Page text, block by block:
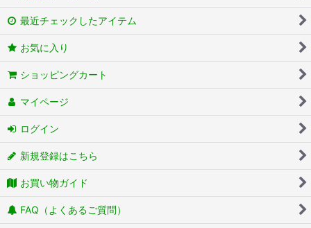
最近チェックしたアイテム
お気に入り
ショッピングカート
マイページ
ログイン
新規登録はこちら
お買い物ガイド
FAQ（よくあるご質問）